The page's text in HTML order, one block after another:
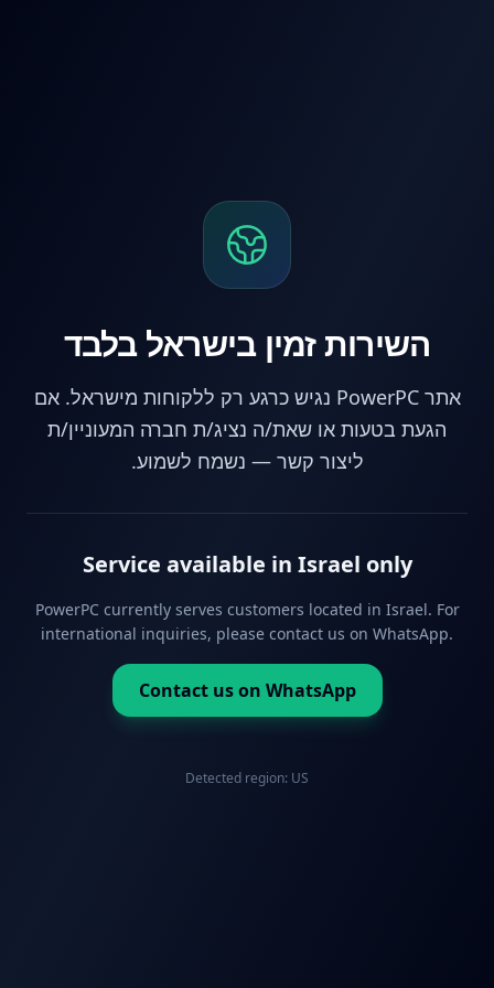
השירות זמין בישראל בלבד
אתר PowerPC נגיש כרגע רק ללקוחות מישראל. אם
הגעת בטעות או שאת/ה נציג/ת חברה המעוניין/ת
ליצור קשר — נשמח לשמוע.
Service available in Israel only
PowerPC currently serves customers located in Israel. For
international inquiries, please contact us on WhatsApp.
Contact us on WhatsApp
Detected region: US